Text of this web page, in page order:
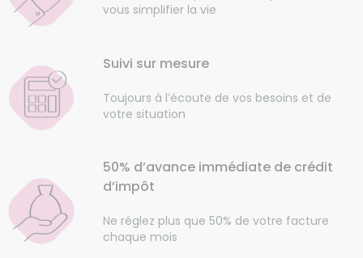
vous simplifier la vie
Suivi sur mesure
Toujours à l’écoute de vos besoins et de
votre situation
50% d’avance immédiate de crédit
d’impôt
Ne réglez plus que 50% de votre facture
chaque mois